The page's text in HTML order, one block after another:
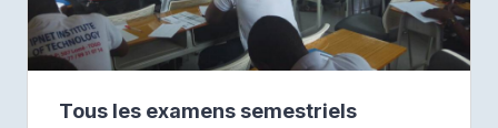
Tous les examens semestriels